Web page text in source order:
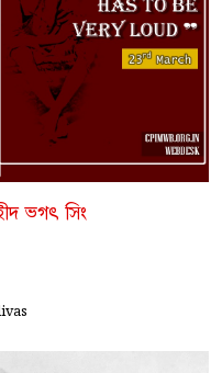
ভগৎ সিং